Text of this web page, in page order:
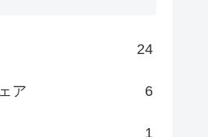
24
ア 6
1